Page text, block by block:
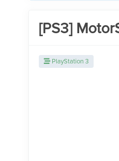
[PS3]
PlayStation 3